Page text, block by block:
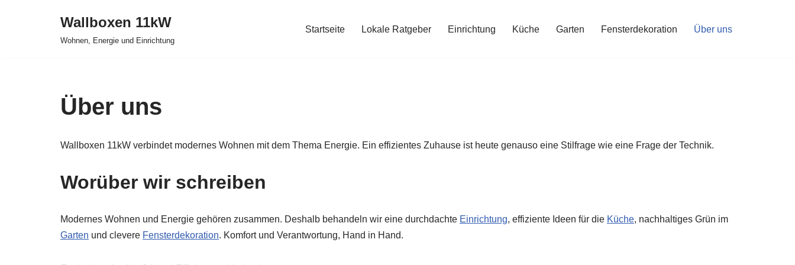
Wallboxen 11kW
Wohnen, Energie und Einrichtung
Startseite Lokale Ratgeber Einrichtung Küche Garten Fensterdekoration Über uns
Über uns
Wallboxen 11kW verbindet modernes Wohnen mit dem Thema Energie. Ein effizientes Zuhause ist heute genauso eine Stilfrage wie eine Frage der Technik.
Worüber wir schreiben
Modernes Wohnen und Energie gehören zusammen. Deshalb behandeln wir eine durchdachte Einrichtung, effiziente Ideen für die Küche, nachhaltiges Grün im
Garten und clevere Fensterdekoration. Komfort und Verantwortung, Hand in Hand.